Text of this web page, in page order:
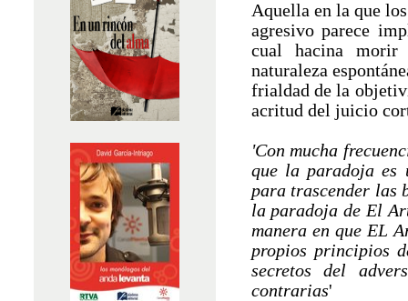
Aquella en la que
agresivo parece
cual hacina morir
naturaleza
frialdad de la
acritud del juicio
'Con mucha
que la paradoja es
para trascender las
la paradoja de El
manera en que EL
propios principios
secretos del
contrarias'